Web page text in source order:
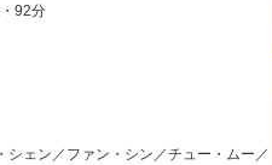
92分
ェン／ファン・シン／チュー・ムー／